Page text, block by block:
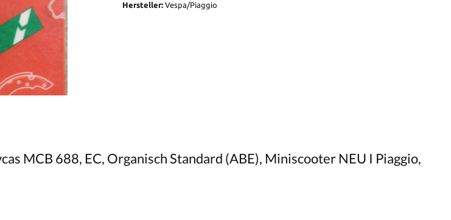
Hersteller: Vespa/Piaggio
MCB 688, EC, Organisch Standard (ABE), Miniscooter NEU I Piaggio,